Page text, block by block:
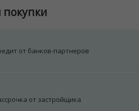
от банков-партнеров
от застройщика